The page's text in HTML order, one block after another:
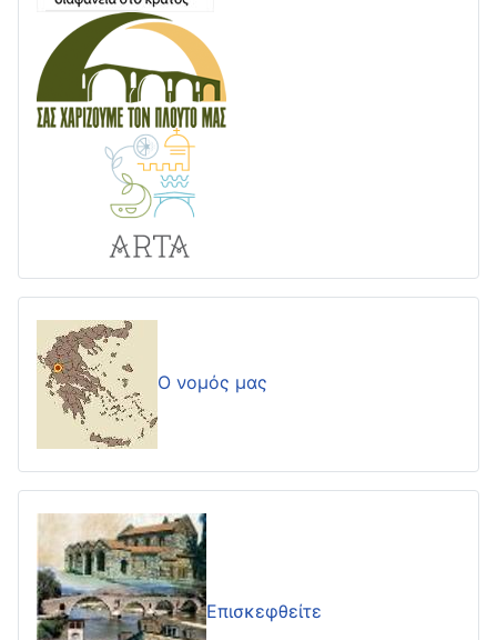
Ο νομός μας
Επισκεφθείτε